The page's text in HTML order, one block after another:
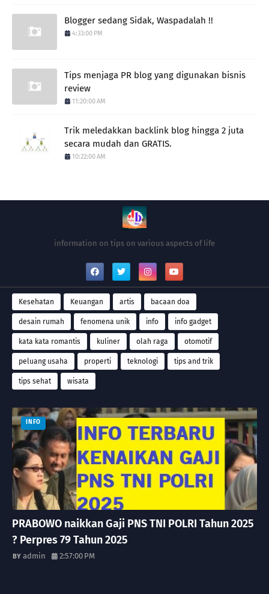
Blogger sedang Sidak, Waspadalah !!
4:33:00 PM
Tips menjaga PR blog yang digunakan bisnis
review
11:20:00 AM
Trik meledakkan backlink blog hingga 2 juta
secara mudah dan GRATIS.
10:22:00 AM
information on tips on various aspects of life
Kesehatan Keuangan artis bacaan doa
desain rumah fenomena unik info info gadget
kata kata romantis kuliner olah raga otomotif
peluang usaha properti teknologi tips and trik
tips sehat wisata
INFO
PRABOWO naikkan Gaji PNS TNI POLRI Tahun 2025
? Perpres 79 Tahun 2025
admin 2:57:00 PM